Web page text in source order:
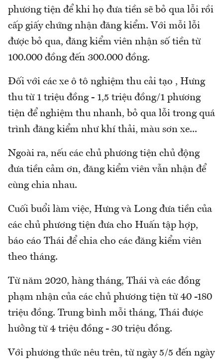
phương tiện để khi họ đưa tiền sẽ bỏ qua lỗi rồi
cấp giấy chứng nhận đăng kiểm. Với mỗi lỗi
được bỏ qua, đăng kiểm viên nhận số tiền từ
100.000 đồng đến 300.000 đồng.
Đối với các xe ô tô nghiệm thu cải tạo , Hưng
thu từ 1 triệu đồng - 1,5 triệu đồng/1 phương
tiện để nghiệm thu nhanh, bỏ qua lỗi trong quá
trình đăng kiểm như khí thải, màu sơn xe...
Ngoài ra, nếu các chủ phương tiện chủ động
đưa tiền cảm ơn, đăng kiểm viên vẫn nhận để
cùng chia nhau.
Cuối buổi làm việc, Hưng và Long đưa tiền của
các chủ phương tiện đưa cho Huấn tập hợp,
báo cáo Thái để chia cho các đăng kiểm viên
theo tháng.
Từ năm 2020, hàng tháng, Thái và các đồng
phạm nhận của các chủ phương tiện từ 40 -180
triệu đồng. Trung bình mỗi tháng, Thái được
hưởng từ 4 triệu đồng - 30 triệu đồng.
Với phương thức nêu trên, từ ngày 5/5 đến ngày